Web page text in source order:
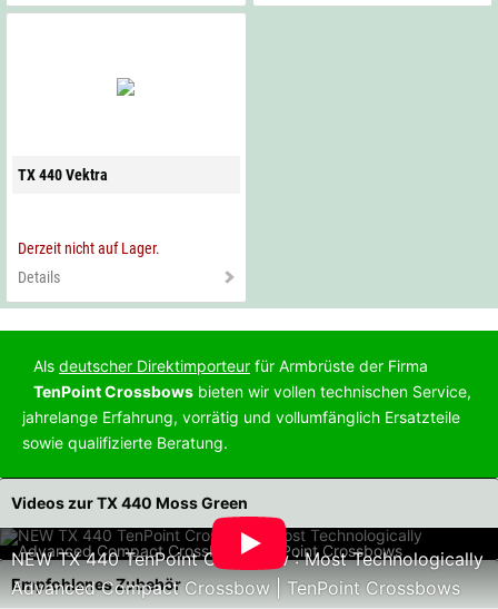
TX 440 Vektra
Derzeit nicht auf Lager.
Details
Als deutscher Direktimporteur für Armbrüste der Firma
TenPoint Crossbows bieten wir vollen technischen Service,
jahrelange Erfahrung, vorrätig und vollumfänglich Ersatzteile
sowie qualifizierte Beratung.
Videos zur TX 440 Moss Green
NEW TX 440 TenPoint Crossbow : Most Technologically
Advanced Compact Crossbow | TenPoint Crossbows
Empfohlenes Zubehör